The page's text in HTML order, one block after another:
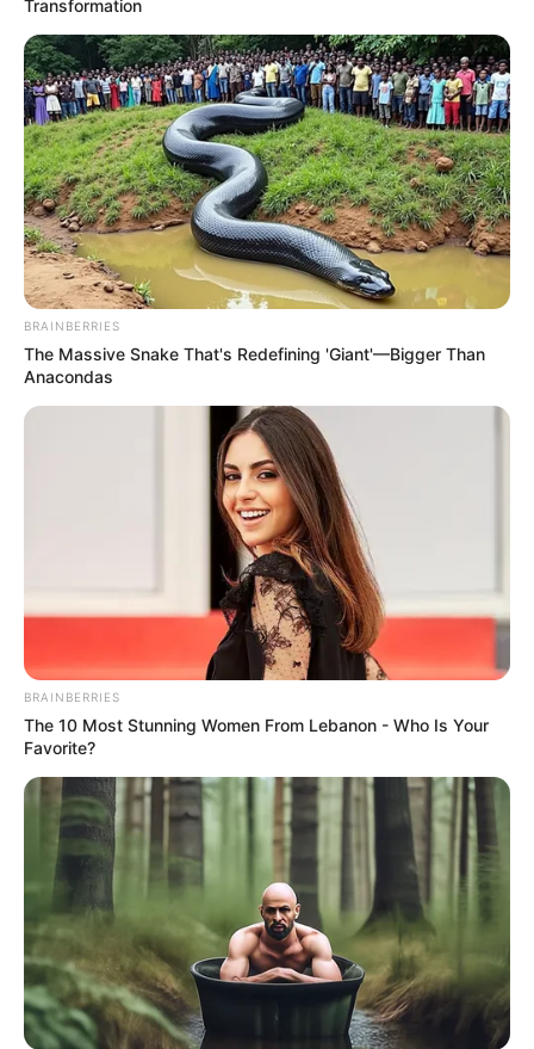
– Most levette a blúzát.
– Levette. Levette. Levette. Levette. Levette.
Levette.
– Most leült a székre.
– Leült. Leült. Leült. Leült. Leült. Leült.
– Most levette a melltartóját is.
– Levette. Levette. Levette. Levette. Levette.
Levette.